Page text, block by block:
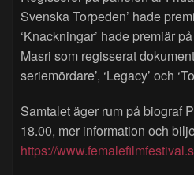
Svenska Torpeden’ hade
‘Knackningar’ hade premiär
Masri som regisserat
seriemördare’, ‘Legacy’ och
Samtalet äger rum på biograf
18.00, mer information och
https://